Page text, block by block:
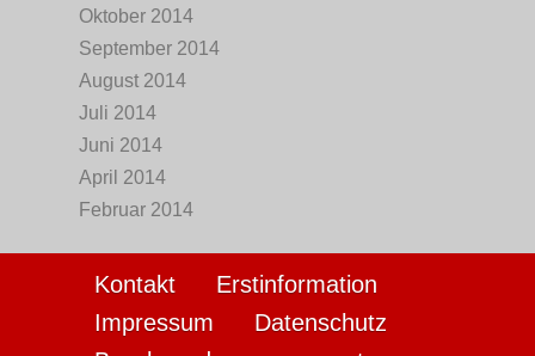
Oktober 2014
September 2014
August 2014
Juli 2014
Juni 2014
April 2014
Februar 2014
Kontakt
Erstinformation
Impressum
Datenschutz